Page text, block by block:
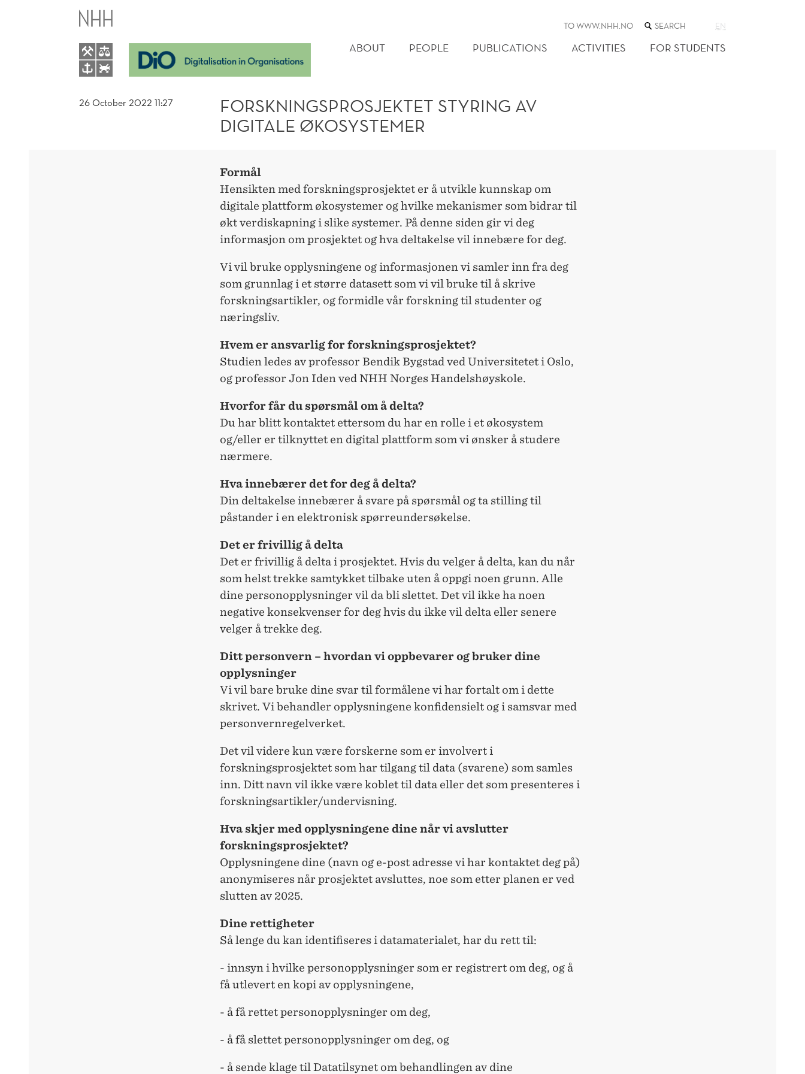
FORSKNINGSPROSJEKTET
STYRING
DIGITALE
MENU
TO WWW.NHH.NO SEARCH
THE
WEB
SITE
EN
ABOUT PEOPLE PUBLICATIONS ACTIVITIES FOR STUDENTS
26 October 2022 11:27
FORSKNINGSPROSJEKTET STYRING AV
DIGITALE ØKOSYSTEMER
Formål
Hensikten med forskningsprosjektet er å utvikle kunnskap om
digitale plattform økosystemer og hvilke mekanismer som bidrar til
økt verdiskapning i slike systemer. På denne siden gir vi deg
informasjon om prosjektet og hva deltakelse vil innebære for deg.
Vi vil bruke opplysningene og informasjonen vi samler inn fra deg
som grunnlag i et større datasett som vi vil bruke til å skrive
forskningsartikler, og formidle vår forskning til studenter og
næringsliv.
Hvem er ansvarlig for forskningsprosjektet?
Studien ledes av professor Bendik Bygstad ved Universitetet i Oslo,
og professor Jon Iden ved NHH Norges Handelshøyskole.
Hvorfor får du spørsmål om å delta?
Du har blitt kontaktet ettersom du har en rolle i et økosystem
og/eller er tilknyttet en digital plattform som vi ønsker å studere
nærmere.
Hva innebærer det for deg å delta?
Din deltakelse innebærer å svare på spørsmål og ta stilling til
påstander i en elektronisk spørreundersøkelse.
Det er frivillig å delta
Det er frivillig å delta i prosjektet. Hvis du velger å delta, kan du når
som helst trekke samtykket tilbake uten å oppgi noen grunn. Alle
dine personopplysninger vil da bli slettet. Det vil ikke ha noen
negative konsekvenser for deg hvis du ikke vil delta eller senere
velger å trekke deg.
Ditt personvern – hvordan vi oppbevarer og bruker dine
opplysninger
Vi vil bare bruke dine svar til formålene vi har fortalt om i dette
skrivet. Vi behandler opplysningene konfidensielt og i samsvar med
personvernregelverket.
Det vil videre kun være forskerne som er involvert i
forskningsprosjektet som har tilgang til data (svarene) som samles
inn. Ditt navn vil ikke være koblet til data eller det som presenteres i
forskningsartikler/undervisning.
Hva skjer med opplysningene dine når vi avslutter
forskningsprosjektet?
Opplysningene dine (navn og e-post adresse vi har kontaktet deg på)
anonymiseres når prosjektet avsluttes, noe som etter planen er ved
slutten av 2025.
Dine rettigheter
Så lenge du kan identifiseres i datamaterialet, har du rett til:
- innsyn i hvilke personopplysninger som er registrert om deg, og å
få utlevert en kopi av opplysningene,
- å få rettet personopplysninger om deg,
- å få slettet personopplysninger om deg, og
- å sende klage til Datatilsynet om behandlingen av dine